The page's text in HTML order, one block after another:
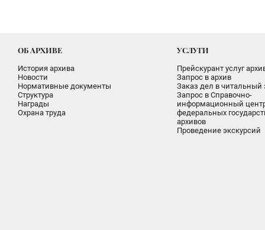
ОБ АРХИВЕ
История архива
Новости
Нормативные документы
Структура
Награды
Охрана труда
УСЛУГИ
Прейскурант услуг
Запрос в архив
Заказ дел в читальный
Запрос в Справочно-
информационный
федеральных
архивов
Проведение экскурсий